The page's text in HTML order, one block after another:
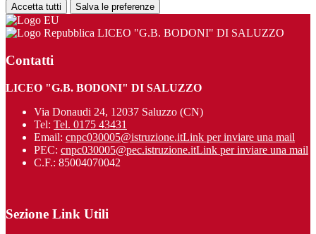
Accetta tutti Salva le preferenze
LICEO "G.B. BODONI" DI SALUZZO
Contatti
LICEO "G.B. BODONI" DI SALUZZO
Via Donaudi 24, 12037 Saluzzo (CN)
Tel: Tel. 0175 43431
Email: cnpc030005@istruzione.itLink per inviare una mail
PEC: cnpc030005@pec.istruzione.itLink per inviare una mail
C.F.: 85004070042
Sezione Link Utili